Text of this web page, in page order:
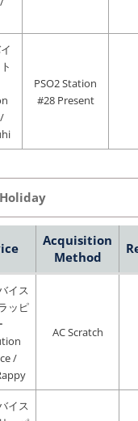
PSO2 Station
#28 Present
Acquisition
Method
イス
ッピ
/
AC Scratch
イス